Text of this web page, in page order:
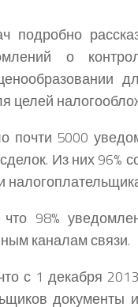
подробно
о
целей
почти 5000
Из них 96%
98%
каналам связи.
с 1 декабря